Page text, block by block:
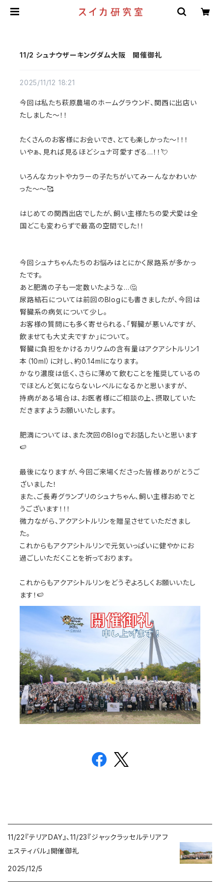
11/2 シュナウザーキングダム大阪 開催御礼
2025/11/12 18:21
今回は私たち萩原農場のホームグラウンド、関西に出店い
たしました～！！
たくさんのお客様にお会いでき、とても楽しかった～！！！
いやぁ、見れば見るほどシュナ可愛すぎる…！！💘
いろんなカットやカラーの子たちがいてみーんなかわいか
った～～🥰
はじめての関西出店でしたが、飼い主様たちの愛犬愛は全
国どこも変わらずで最高の空間でした！！
今回シュナちゃんたちのお悩みはとにかく尿路系が多かっ
たです。
あと肥満の子も一定数いたような…🤔
尿路結石については前回のBlogにも書きましたが、今回は
腎臓系の病気について少し。
お客様の質問にも多く寄せられる、「腎臓が悪いんですが、
飲ませても大丈夫ですか」について。
腎臓に負担をかけるカリウムの含有量はアクアシトルリン1
本（10ml）に対し、約0.14mlになります。
かなり濃度は低く、さらに薄めて飲むことを推奨しているの
でほとんど気にならないレベルになるかと思いますが、
持病がある場合は、お医者様にご相談の上、摂取していた
だきますようお願いいたします。
肥満については、また次回のBlogでお話したいと思います
🍉
最後になりますが、今回ご来場くださった皆様ありがとうご
ざいました！
また、ご長寿グランプリのシュナちゃん、飼い主様おめでと
うございます！！！
微力ながら、アクアシトルリンを贈呈させていただきまし
た。
これからもアクアシトルリンで元気いっぱいに健やかにお
過ごしいただくことを祈っております。
これからもアクアシトルリンをどうぞよろしくお願いいたし
ます！🍉
11/22『テリアDAY』、11/23『ジャックラッセルテリアフ
ェスティバル』開催御礼
2025/12/5